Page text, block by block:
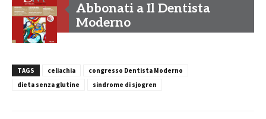
Abbonati a Il Dentista
Moderno
TAGS celiachia
congresso Dentista Moderno
dieta senza glutine
sindrome di sjogren